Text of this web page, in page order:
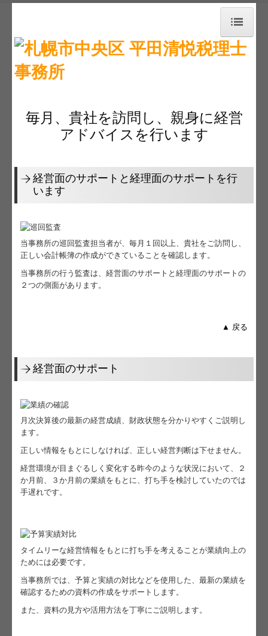
トップページ
お知らせ
業務案内
補助金・助成金・融資情報
関与先向け融資商品ご紹介
Q&A経営相談
税務Q&A
社長メニューASP版
TKCシステムQ&A
経営革新等支援機関とは
個人情報保護方針
毎月、貴社を訪問し、親身に経営
アドバイスを行います
経営面のサポートと経理面のサポートを行
います
当事務所の巡回監査担当者が、毎月１回以上、貴社をご訪問し、
正しい会計帳簿の作成ができていることを確認します。
当事務所の行う監査は、経営面のサポートと経理面のサポートの
２つの側面があります。
▲ 戻る
経営面のサポート
月次決算後の最新の経営成績、財政状態を分かりやすくご説明し
ます。
正しい情報をもとにしなければ、正しい経営判断は下せません。
経営環境が目まぐるしく変化する昨今のような状況において、２
か月前、３か月前の業績をもとに、打ち手を検討していたのでは
手遅れです。
タイムリーな経営情報をもとに打ち手を考えることが業績向上の
ためには必要です。
当事務所では、予算と実績の対比などを使用した、最新の業績を
確認するための資料の作成をサポートします。
また、資料の見方や活用方法を丁寧にご説明します。